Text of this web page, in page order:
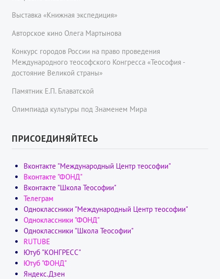
Выставка «Книжная экспедиция»
Авторское кино Олега Мартынова
Конкурс городов России на право проведения
Международного теософского Конгресса «Теософия -
достояние Великой страны»
Памятник Е.П. Блаватской
Олимпиада культуры под Знаменем Мира
ПРИСОЕДИНЯЙТЕСЬ
Вконтакте "Международный Центр теософии"
Вконтакте "ФОНД"
Вконтакте "Школа Теософии"
Телеграм
Одноклассники "Международный Центр теософии"
Одноклассники "ФОНД"
Одноклассники "Школа Теософии"
RUTUBE
Ютуб "КОНГРЕСС"
Ютуб "ФОНД"
Яндекс.Дзен